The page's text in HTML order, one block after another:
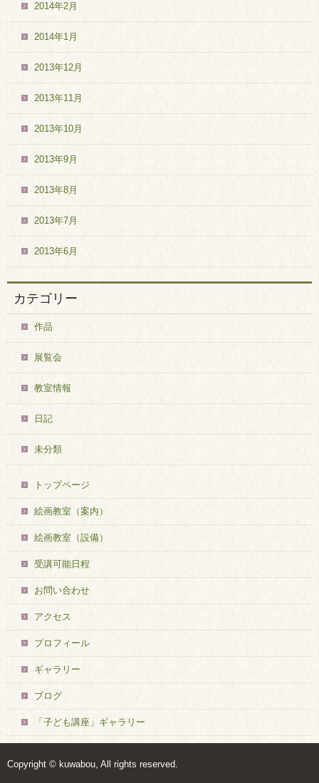
2014年2月
2014年1月
2013年12月
2013年11月
2013年10月
2013年9月
2013年8月
2013年7月
2013年6月
カテゴリー
作品
展覧会
教室情報
日記
未分類
トップページ
絵画教室（案内）
絵画教室（設備）
受講可能日程
お問い合わせ
アクセス
プロフィール
ギャラリー
ブログ
「子ども講座」ギャラリー
Copyright © kuwabou, All rights reserved.